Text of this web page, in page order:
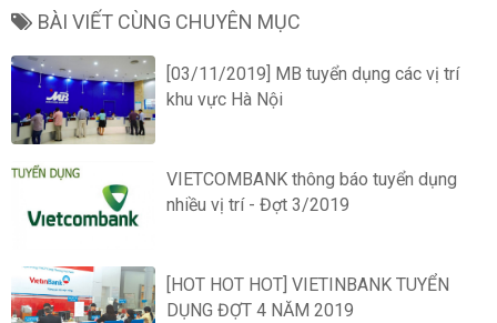
BÀI VIẾT CÙNG CHUYÊN MỤC
[03/11/2019] MB tuyển dụng các vị trí
khu vực Hà Nội
VIETCOMBANK thông báo tuyển dụng
nhiều vị trí - Đợt 3/2019
[HOT HOT HOT] VIETINBANK TUYỂN
DỤNG ĐỢT 4 NĂM 2019